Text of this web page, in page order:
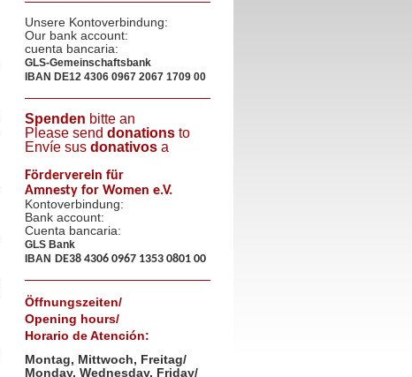
Unsere Kontoverbindung:
Our bank account:
cuenta bancaria:
GLS-Gemeinschaftsbank
IBAN DE12 4306 0967 2067 1709 00
Spenden bitte an
Please send donations to
Envíe sus donativos a
Förderverein für
Amnesty for Women e.V.
Kontoverbindung:
Bank account:
Cuenta bancaria:
GLS Bank
IBAN DE38 4306 0967 1353 0801 00
Öffnungszeiten/
Opening hours/
Horario de Atención:
Montag, Mittwoch, Freitag/
Monday, Wednesday, Friday/